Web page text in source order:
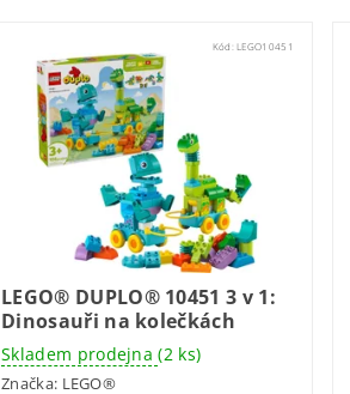
Kód:LEGO10451
LEGO® DUPLO® 10451 3 v 1:
Dinosauři na kolečkách
Skladem prodejna(2 ks)
Značka: LEGO®